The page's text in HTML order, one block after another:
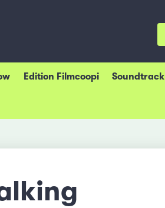
Edition Filmcoopi Soundtrack